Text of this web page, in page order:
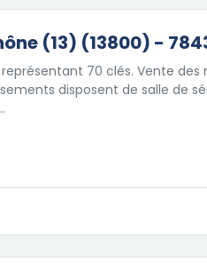
(13) (13800) -
70 clés. Vente des
disposent de salle de